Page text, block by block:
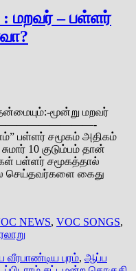
மறவர் – பள்ளர்
மூன்று மறவர்
பள்ளர் சமூகம் அதிகம்
10 குடும்பம் தான்
பள்ளர் சமூகத்தால்
கைது
NEWS, VOC SONGS,
வீரபாண்டிய புரம், ஆப்ப